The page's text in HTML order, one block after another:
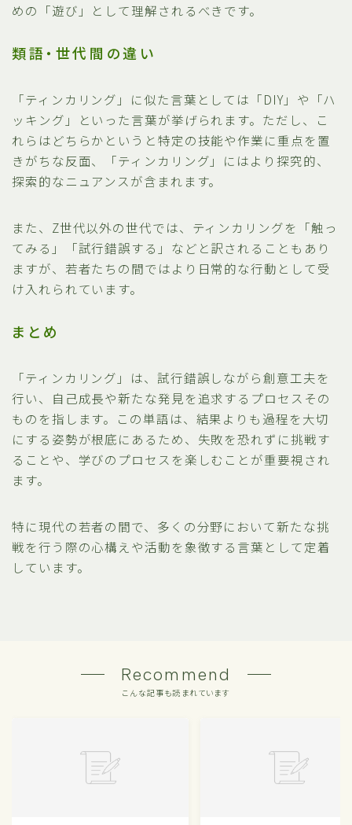
めの「遊び」として理解されるべきです。
類語・世代間の違い
「ティンカリング」に似た言葉としては「DIY」や「ハ
ッキング」といった言葉が挙げられます。ただし、こ
れらはどちらかというと特定の技能や作業に重点を置
きがちな反面、「ティンカリング」にはより探究的、
探索的なニュアンスが含まれます。
また、Z世代以外の世代では、ティンカリングを「触っ
てみる」「試行錯誤する」などと訳されることもあり
ますが、若者たちの間ではより日常的な行動として受
け入れられています。
まとめ
「ティンカリング」は、試行錯誤しながら創意工夫を
行い、自己成長や新たな発見を追求するプロセスその
ものを指します。この単語は、結果よりも過程を大切
にする姿勢が根底にあるため、失敗を恐れずに挑戦す
ることや、学びのプロセスを楽しむことが重要視され
ます。
特に現代の若者の間で、多くの分野において新たな挑
戦を行う際の心構えや活動を象徴する言葉として定着
しています。
Recommend
こんな記事も読まれています